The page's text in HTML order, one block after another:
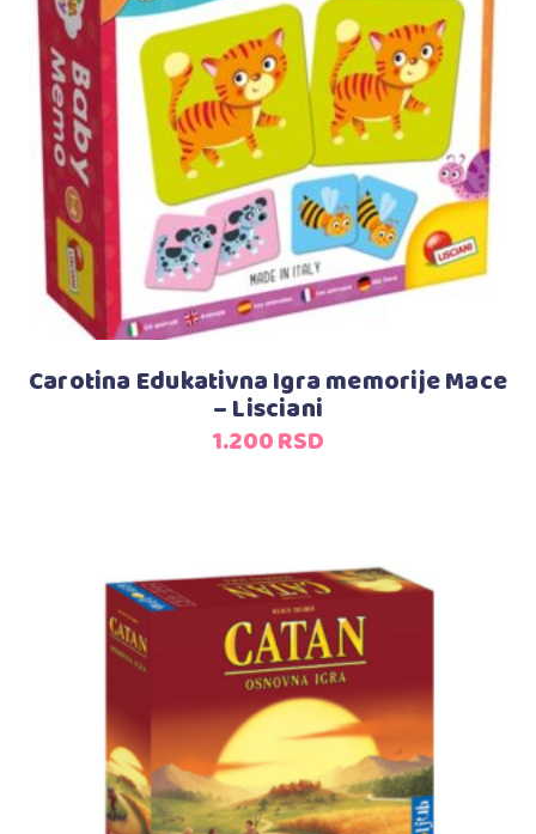
Dodaj u korpu
Carotina Edukativna Igra memorije Mace
– Lisciani
1.200RSD
Dodaj u korpu